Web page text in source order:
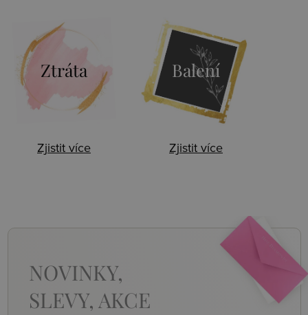
Ztráta
Zjistit více
Balení
Zjistit více
NOVINKY,
SLEVY, AKCE